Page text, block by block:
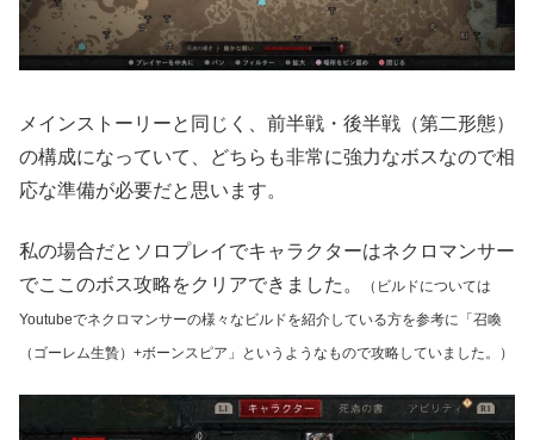
メインストーリーと同じく、前半戦・後半戦（第二形態）
の構成になっていて、どちらも非常に強力なボスなので相
応な準備が必要だと思います。
私の場合だとソロプレイでキャラクターはネクロマンサー
でここのボス攻略をクリアできました。
（ビルドについては
Youtubeでネクロマンサーの様々なビルドを紹介している方を参考に「召喚
（ゴーレム生贄）+ボーンスピア」というようなもので攻略していました。）